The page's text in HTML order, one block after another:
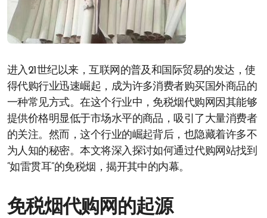
进入21世纪以来，互联网的普及和国际贸易的发达，使
得代购行业迅速崛起，成为许多消费者购买国外商品的
一种常见方式。在这个行业中，免税烟代购网因其能够
提供价格明显低于市场水平的商品，吸引了大量消费者
的关注。然而，这个行业的崛起背后，也隐藏着许多不
为人知的秘密。本文将深入探讨如何通过代购网站找到
“如雷贯耳”的免税烟，揭开其中的内幕。
免税烟代购网的起源